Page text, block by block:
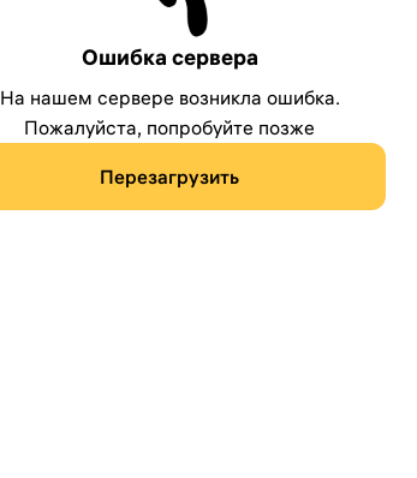
Ошибка сервера
На нашем сервере возникла ошибка.
Пожалуйста, попробуйте позже
Перезагрузить